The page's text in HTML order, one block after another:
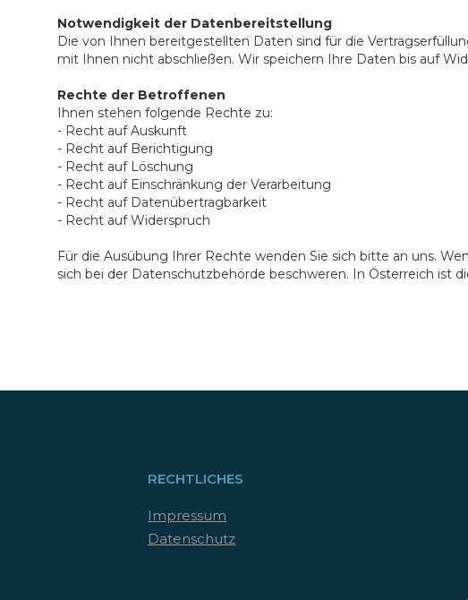
Notwendigkeit der Datenbereitstellung
Die von Ihnen bereitgestellten Daten sind für die
mit Ihnen nicht abschließen. Wir speichern Ihre Daten bis auf
Rechte der Betroffenen
Ihnen stehen folgende Rechte zu:
- Recht auf Auskunft
- Recht auf Berichtigung
- Recht auf Löschung
- Recht auf Einschränkung der Verarbeitung
- Recht auf Datenübertragbarkeit
- Recht auf Widerspruch
Für die Ausübung Ihrer Rechte wenden Sie sich bitte an uns.
sich bei der Datenschutzbehörde beschweren. In Österreich ist
RECHTLICHES
Impressum
Datenschutz